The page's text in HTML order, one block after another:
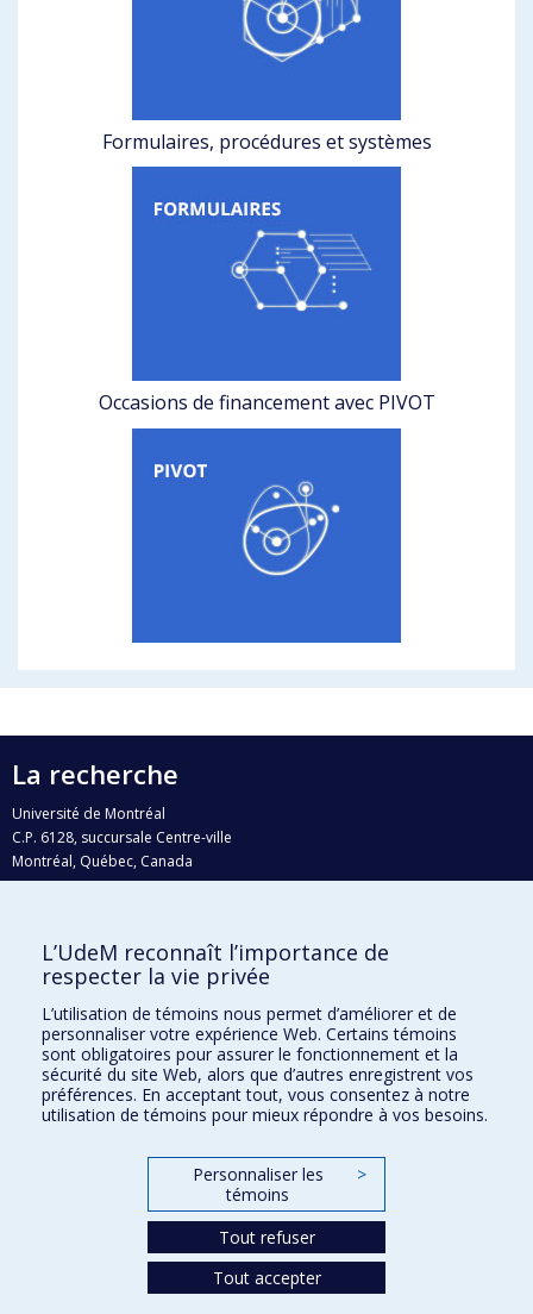
Formulaires, procédures et systèmes
Occasions de financement avec PIVOT
La recherche
Université de Montréal
C.P. 6128, succursale Centre-ville
Montréal, Québec, Canada
H3C 3J7
Qui fait quoi?
Nous trouver
Plan du site
Accessibilité
L’UdeM reconnaît l’importance de
respecter la vie privée
L’utilisation de témoins nous permet d’améliorer et de
personnaliser votre expérience Web. Certains témoins
sont obligatoires pour assurer le fonctionnement et la
sécurité du site Web, alors que d’autres enregistrent vos
préférences. En acceptant tout, vous consentez à notre
utilisation de témoins pour mieux répondre à vos besoins.
Personnaliser les
témoins
>
Tout refuser
Tout accepter